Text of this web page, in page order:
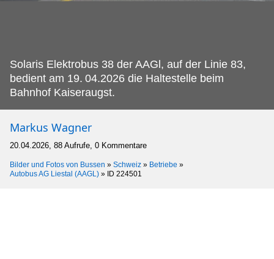
Solaris Elektrobus 38 der AAGl, auf der Linie 83,
bedient am 19. 04.2026 die Haltestelle beim
Bahnhof Kaiseraugst.
Markus Wagner
20.04.2026, 88 Aufrufe, 0 Kommentare
Bilder und Fotos von Bussen » Schweiz » Betriebe »
Autobus AG Liestal (AAGL) » ID 224501